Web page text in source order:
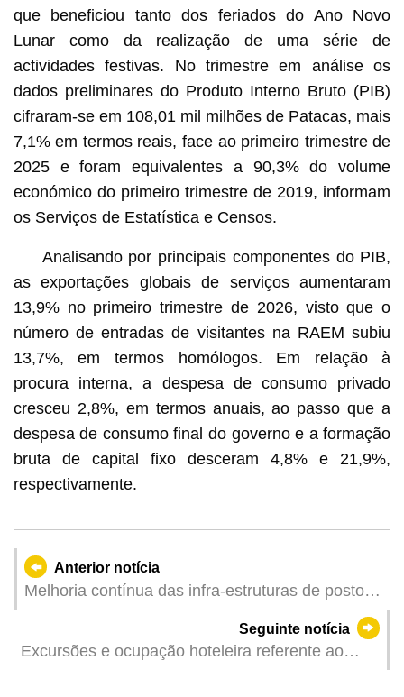
que beneficiou tanto dos feriados do Ano Novo
Lunar como da realização de uma série de
actividades festivas. No trimestre em análise os
dados preliminares do Produto Interno Bruto (PIB)
cifraram-se em 108,01 mil milhões de Patacas, mais
7,1% em termos reais, face ao primeiro trimestre de
2025 e foram equivalentes a 90,3% do volume
económico do primeiro trimestre de 2019, informam
os Serviços de Estatística e Censos.
Analisando por principais componentes do PIB,
as exportações globais de serviços aumentaram
13,9% no primeiro trimestre de 2026, visto que o
número de entradas de visitantes na RAEM subiu
13,7%, em termos homólogos. Em relação à
procura interna, a despesa de consumo privado
cresceu 2,8%, em termos anuais, ao passo que a
despesa de consumo final do governo e a formação
bruta de capital fixo desceram 4,8% e 21,9%,
respectivamente.
Anterior notícia
Melhoria contínua das infra-estruturas de posto
transfronteiriças Nova zona de tomada de
passageiros para automóveis ligeiros na
Seguinte notícia
Excursões e ocupação hoteleira referente ao